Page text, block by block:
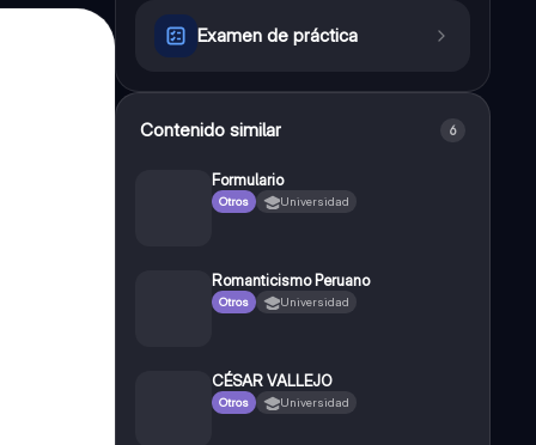
Examen de práctica
Contenido similar 6
Formulario
Otros Universidad
Romanticismo Peruano
Otros Universidad
CÉSAR VALLEJO
Otros Universidad